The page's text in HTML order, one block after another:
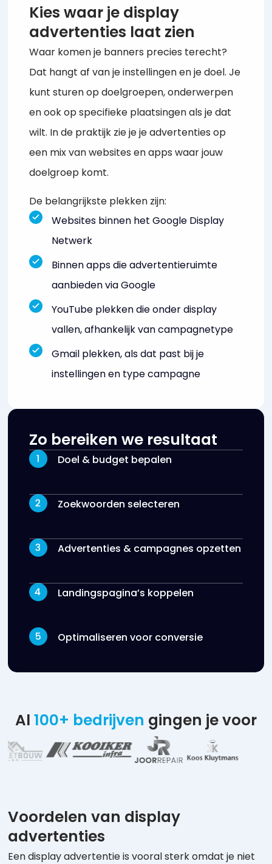
Kies waar je display
advertenties laat zien
Waar komen je banners precies terecht?
Dat hangt af van je instellingen en je doel. Je
kunt sturen op doelgroepen, onderwerpen
en ook op specifieke plaatsingen als je dat
wilt. In de praktijk zie je je advertenties op
een mix van websites en apps waar jouw
doelgroep komt.
De belangrijkste plekken zijn:
Websites binnen het Google Display
Netwerk
Binnen apps die advertentieruimte
aanbieden via Google
YouTube plekken die onder display
vallen, afhankelijk van campagnetype
Gmail plekken, als dat past bij je
instellingen en type campagne
Zo bereiken we resultaat
Doel & budget bepalen
Zoekwoorden selecteren
Advertenties & campagnes opzetten
Landingspagina’s koppelen
Optimaliseren voor conversie
Al 100+ bedrijven gingen je voor
Voordelen van display
advertenties
Een display advertentie is vooral sterk omdat je niet